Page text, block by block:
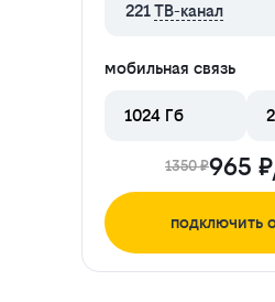
221ТВ-канал
мобильная связь
1024 Гб
1350 ₽965
подключить